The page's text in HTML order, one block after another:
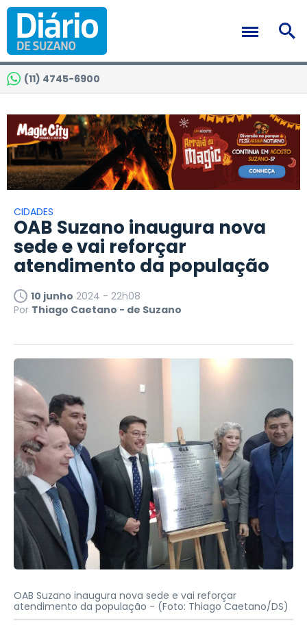
(11) 4745-6900
CIDADES
OAB Suzano inaugura nova
sede e vai reforçar
atendimento da população
10 junho 2024 - 22h08
Por Thiago Caetano - de Suzano
OAB Suzano inaugura nova sede e vai reforçar
atendimento da população - (Foto: Thiago Caetano/DS)